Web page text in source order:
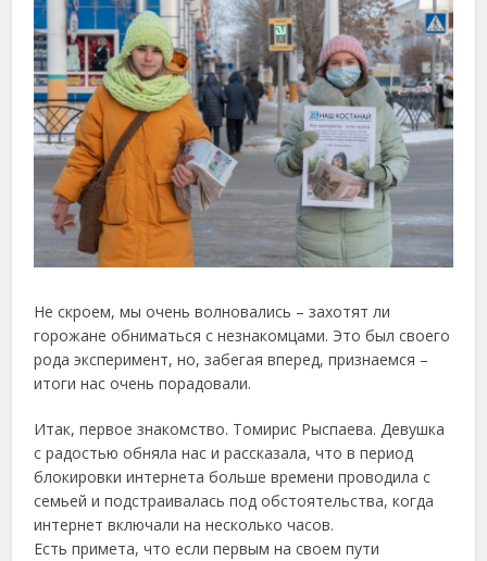
Не скроем, мы очень волновались – захотят ли
горожане обниматься с незнакомцами. Это был своего
рода эксперимент, но, забегая вперед, признаемся –
итоги нас очень порадовали.
Итак, первое знакомство. Томирис Рыспаева. Девушка
с радостью обняла нас и рассказала, что в период
блокировки интернета больше времени проводила с
семьей и подстраивалась под обстоятельства, когда
интернет включали на несколько часов.
Есть примета, что если первым на своем пути